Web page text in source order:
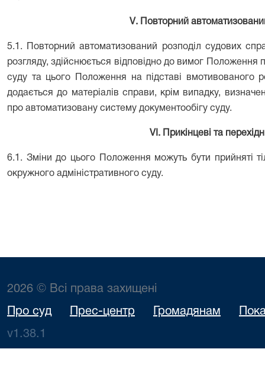
V. Повторний
5.1. Повторний автоматизований розподіл судових
розгляду, здійснюється відповідно до вимог Положення
суду та цього Положення на підставі вмотивованого
додається до матеріалів справи, крім випадку,
про автоматизовану систему документообігу суду.
V І. Прикінцеві та
6.1. Зміни до цього Положення можуть бути прийняті
окружного адміністративного суду.
2026 © Всі права захищені
Про суд Прес-центр Громадянам
v1.38.1